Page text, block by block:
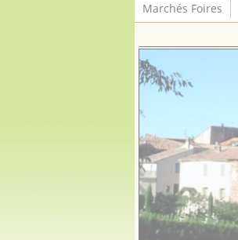
Marchés Foires